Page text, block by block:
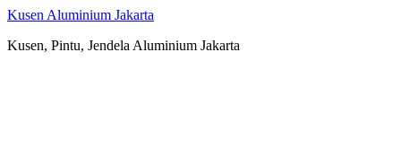
Kusen Aluminium Jakarta
Kusen, Pintu, Jendela Aluminium Jakarta